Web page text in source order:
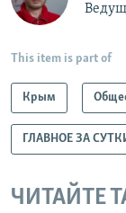
This item is part of
Крым
ГЛАВНОЕ ЗА
ЧИТАЙТЕ